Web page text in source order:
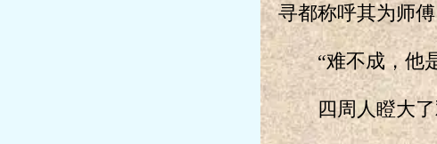
寻都称呼其为师
“难不成，他是
四周人瞪大了